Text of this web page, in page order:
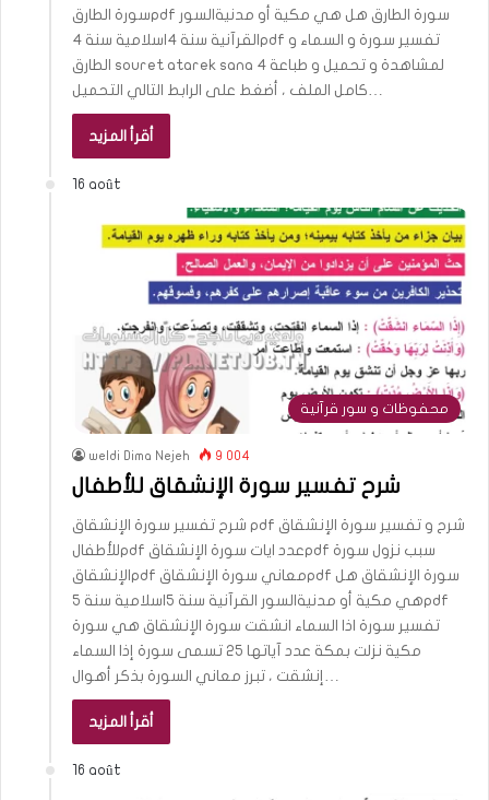
سورة الطارقpdf سورة الطارق هل هي مكية أو مدنيةالسور
القرآنية سنة 4اسلامية سنة 4pdf تفسير سورة و السماء و
الطارق souret atarek sana 4 لمشاهدة و تحميل و طباعة
كامل الملف ، أضغط على الرابط التالي التحميل…
أقرأ المزيد
16 août
محفوظات و سور قرآنية
weldi Dima Nejeh 9 004
شرح تفسير سورة الإنشقاق للأطفال
شرح تفسير سورة الإنشقاق pdf شرح و تفسير سورة الإنشقاق
للأطفالpdf عدد ايات سورة الإنشقاقpdf سبب نزول سورة
الإنشقاقpdf معاني سورة الإنشقاقpdf سورة الإنشقاق هل
هي مكية أو مدنيةالسور القرآنية سنة 5اسلامية سنة 5pdf
تفسير سورة اذا السماء انشقت سورة الإنشقاق هي سورة
مكية نزلت بمكة عدد آياتها 25 تسمى سورة إذا السماء
أقرأ المزيد
16 août